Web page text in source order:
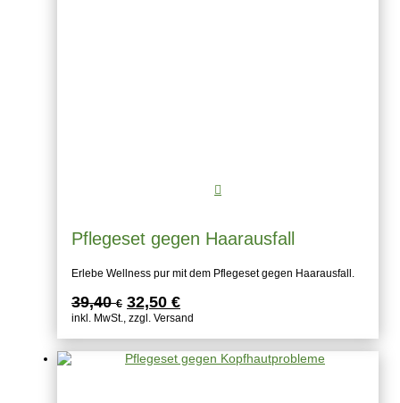
Pflegeset gegen Haarausfall
Erlebe Wellness pur mit dem Pflegeset gegen Haarausfall.
39,40€
Ursprünglicher
Preis
war:
39,40 €
32,50 €
Aktueller
Preis
ist:
32,50 €.
inkl. MwSt., zzgl. Versand